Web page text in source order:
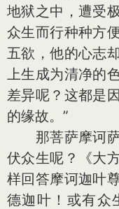
地狱之中，遭受
众生而行种种方
五欲，他的心志
上生成为清净的
差异呢？这都是
的缘故。”
那菩萨摩诃萨
伏众生呢？《大
样回答摩诃迦叶
德迦叶！或有众